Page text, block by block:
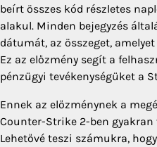
beírt összes kód részletes
alakul. Minden bejegyzés
dátumát, az összeget,
Ez az előzmény segít a
pénzügyi tevékenységüket a
Ennek az előzménynek a
Counter-Strike 2-ben
Lehetővé teszi számukra,